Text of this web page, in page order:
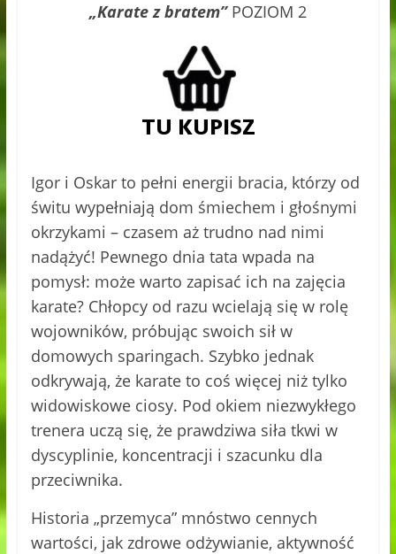
„Karate z bratem”POZIOM 2
Igor i Oskar to pełni energii bracia, którzy od
świtu wypełniają dom śmiechem i głośnymi
okrzykami – czasem aż trudno nad nimi
nadążyć! Pewnego dnia tata wpada na
pomysł: może warto zapisać ich na zajęcia
karate? Chłopcy od razu wcielają się w rolę
wojowników, próbując swoich sił w
domowych sparingach. Szybko jednak
odkrywają, że karate to coś więcej niż tylko
widowiskowe ciosy. Pod okiem niezwykłego
trenera uczą się, że prawdziwa siła tkwi w
dyscyplinie, koncentracji i szacunku dla
przeciwnika.
Historia „przemyca” mnóstwo cennych
wartości, jak zdrowe odżywianie, aktywność